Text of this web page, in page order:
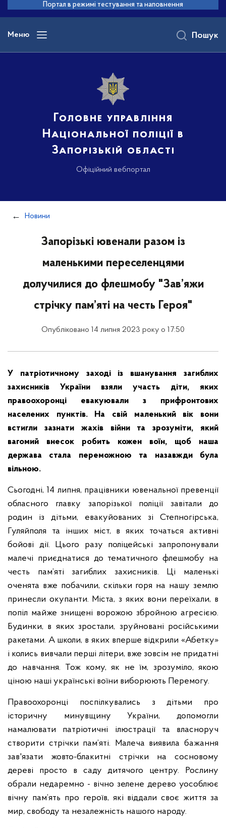
основного
вмісту
Портал в режимі тестування та наповнення
Меню
Головне управління
Національної поліції в
Запорізькій області
Офіційний вебпортал
Пошук
Новини
Запорізькі ювенали разом із
маленькими переселенцями
долучилися до флешмобу "Зав’яжи
стрічку пам’яті на честь Героя"
Опубліковано 14 липня 2023 року о 17:50
У патріотичному заході із вшанування загиблих
захисників України взяли участь діти, яких
правоохоронці евакуювали з прифронтових
населених пунктів. На свій маленький вік вони
встигли зазнати жахів війни та зрозуміти, який
вагомий внесок робить кожен воїн, щоб наша
держава стала переможною та назавжди була
вільною.
Сьогодні, 14 липня, працівники ювенальної превенції
обласного главку запорізької поліції завітали до
родин із дітьми, евакуйованих зі Степногірська,
Гуляйполя та інших міст, в яких точаться активні
бойові дії. Цього разу поліцейські запропонували
малечі приєднатися до тематичного флешмобу на
честь пам’яті загиблих захисників. Ці маленькі
оченята вже побачили, скільки горя на нашу землю
принесли окупанти. Міста, з яких вони переїхали, в
попіл майже знищені ворожою збройною агресією.
Будинки, в яких зростали, зруйновані російськими
ракетами. А школи, в яких вперше відкрили «Абетку»
і колись вивчали перші літери, вже зовсім не придатні
до навчання. Тож кому, як не їм, зрозуміло, якою
ціною наші українські воїни виборюють Перемогу.
Правоохоронці поспілкувались з дітьми про
історичну минувщину України, допомогли
намалювати патріотичні ілюстрації та власноруч
створити стрічки пам’яті. Малеча виявила бажання
зав'язати жовто-блакитні стрічки на сосновому
дереві просто в саду дитячого центру. Рослину
обрали недаремно - вічно зелене дерево уособлює
вічну пам’ять про героїв, які віддали своє життя за
мир, свободу та незалежність нашого народу.